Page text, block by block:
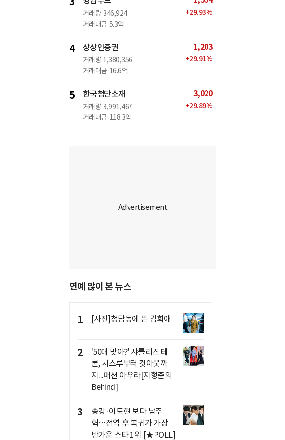
거래량 346,924
거래대금 5.3억
+29.93%
4 상상인증권
거래량 1,380,356
거래대금 16.6억
1,203
+29.91%
5 한국첨단소재
거래량 3,991,467
거래대금 118.3억
3,020
+29.89%
연예 많이 본 뉴스
1 [사진]청담동에 뜬 김희애
2
'50대 맞아?' 샤를리즈 테
론, 시스루부터 컷아웃까
지...패션 아우라[지형준의
Behind]
3
송강·이도현 보다 남주
혁…전역 후 복귀가 가장
반가운 스타 1위 [★POLL]